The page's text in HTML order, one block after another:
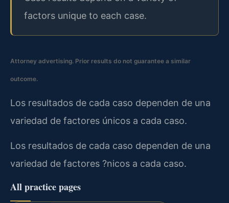
factors unique to each case.
Attorney advertising. Prior results do not guarantee a similar
outcome.
Los resultados de cada caso dependen de una
variedad de factores únicos a cada caso.
Los resultados de cada caso dependen de una
variedad de factores ?nicos a cada caso.
All practice pages